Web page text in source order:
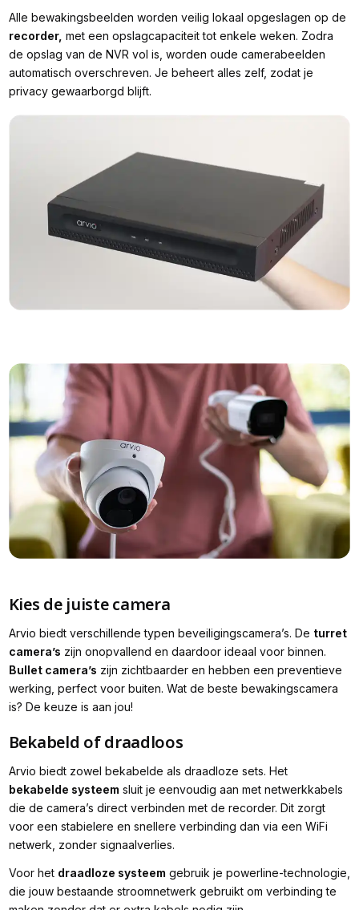
Alle bewakingsbeelden worden veilig lokaal opgeslagen op de
recorder, met een opslagcapaciteit tot enkele weken. Zodra
de opslag van de NVR vol is, worden oude camerabeelden
automatisch overschreven. Je beheert alles zelf, zodat je
privacy gewaarborgd blijft.
Kies de juiste camera
Arvio biedt verschillende typen beveiligingscamera’s. De turret
camera’s zijn onopvallend en daardoor ideaal voor binnen.
Bullet camera’s zijn zichtbaarder en hebben een preventieve
werking, perfect voor buiten. Wat de beste bewakingscamera
is? De keuze is aan jou!
Bekabeld of draadloos
Arvio biedt zowel bekabelde als draadloze sets. Het
bekabelde systeem sluit je eenvoudig aan met netwerkkabels
die de camera’s direct verbinden met de recorder. Dit zorgt
voor een stabielere en snellere verbinding dan via een WiFi
netwerk, zonder signaalverlies.
Voor het draadloze systeem gebruik je powerline-technologie,
die jouw bestaande stroomnetwerk gebruikt om verbinding te